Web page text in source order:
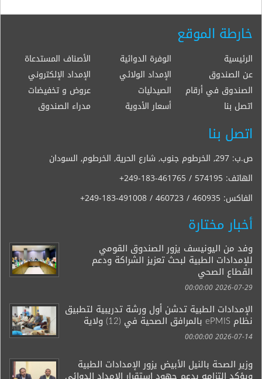
خارطة الموقع
الرئيسية الوفرة الدوائية
الأصناف المستدعاة
عن الصندوق
الإمداد الولائي
الإمداد الإلكتروني
الصندوق في أرقام
الصيدليات
عروض و تخفيضات
اتصل بنا
أسعار الأدوية مدراء الصندوق
اتصل بنا
ص.ب: 297, الخرطوم جنوب, شارع الحرية, الخرطوم, السودان
الهاتف: +249-183-461765 / 574195
الفاكس: +249-183-491008 / 460723 / 460935
أخبار مختارة
وفد من اليونيسف يزور الصندوق القومي
للإمدادات الطبية لبحث تعزيز الشراكة ودعم
القطاع الصحي
2026-07-29 00:00:00
الإمدادات الطبية تدشن أول ورشة تدريبية لتطبيق
نظام ePMIS بالمرافق الصحية في (12) ولاية
2026-07-14 00:00:00
وزير الصحة بالنيل الأبيض يزور الإمدادات الطبية